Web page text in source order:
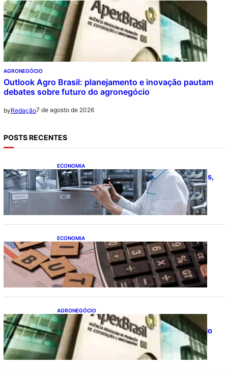
AGRONEGÓCIO
Outlook Agro Brasil: planejamento e inovação pautam
debates sobre futuro do agronegócio
byRedação7 de agosto de 2026
POSTS RECENTES
ECONOMIA
CNI: indústria investe em máquinas novas,
mas modernização tecnológica avança
lentamente
ECONOMIA
Após pedido de entidades empresariais,
Receita flexibiliza regras da Reforma
Tributária
AGRONEGÓCIO
Outlook Agro Brasil: planejamento e
inovação pautam debates sobre futuro do
agronegócio